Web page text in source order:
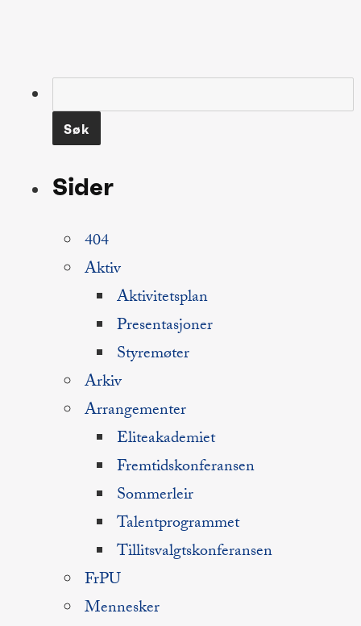
etter:
Sider
404
Aktiv
Aktivitetsplan
Presentasjoner
Styremøter
Arkiv
Arrangementer
Eliteakademiet
Fremtidskonferansen
Sommerleir
Talentprogrammet
Tillitsvalgtskonferansen
FrPU
Mennesker